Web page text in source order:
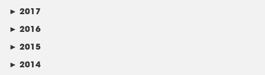
► 2017
► 2016
► 2015
► 2014